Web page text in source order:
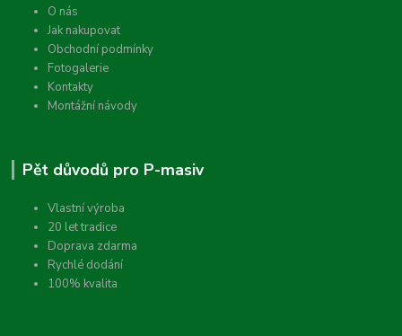
O nás
Jak nakupovat
Obchodní podmínky
Fotogalerie
Kontakty
Montážní návody
Pět důvodů pro P-masiv
Vlastní výroba
20 let tradice
Doprava zdarma
Rychlé dodání
100% kvalita